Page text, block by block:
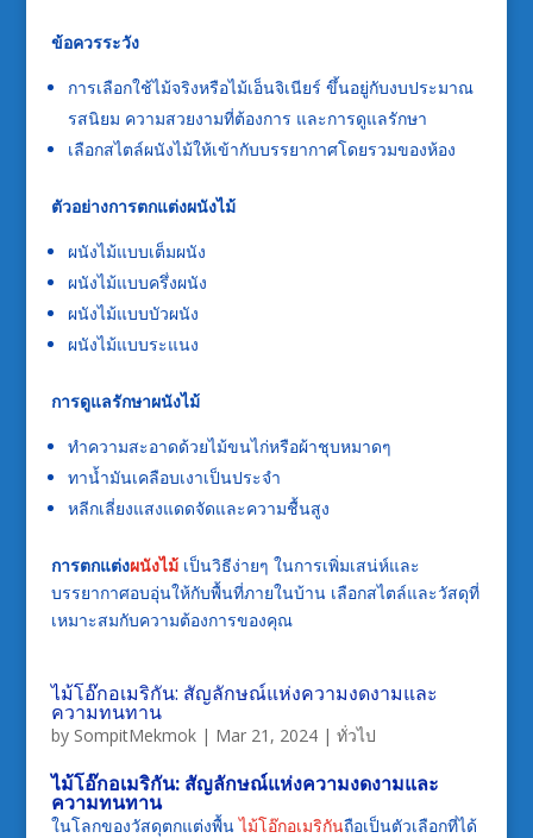
ข้อควรระวัง
การเลือกใช้ไม้จริงหรือไม้เอ็นจิเนียร์ ขึ้นอยู่กับงบประมาณ
รสนิยม ความสวยงามที่ต้องการ และการดูแลรักษา
เลือกสไตล์ผนังไม้ให้เข้ากับบรรยากาศโดยรวมของห้อง
ตัวอย่างการตกแต่งผนังไม้
ผนังไม้แบบเต็มผนัง
ผนังไม้แบบครึ่งผนัง
ผนังไม้แบบบัวผนัง
ผนังไม้แบบระแนง
การดูแลรักษาผนังไม้
ทำความสะอาดด้วยไม้ขนไก่หรือผ้าชุบหมาดๆ
ทาน้ำมันเคลือบเงาเป็นประจำ
หลีกเลี่ยงแสงแดดจัดและความชื้นสูง
การตกแต่งผนังไม้เป็นวิธีง่ายๆ ในการเพิ่มเสน่ห์และ
บรรยากาศอบอุ่นให้กับพื้นที่ภายในบ้าน เลือกสไตล์และวัสดุที่
เหมาะสมกับความต้องการของคุณ
ไม้โอ๊กอเมริกัน: สัญลักษณ์แห่งความงดงามและ
ความทนทาน
by SompitMekmok| Mar 21, 2024| ทั่วไป
ไม้โอ๊กอเมริกัน: สัญลักษณ์แห่งความงดงามและ
ความทนทาน
ในโลกของวัสดุตกแต่งพื้นไม้โอ๊กอเมริกันถือเป็นตัวเลือกที่ได้